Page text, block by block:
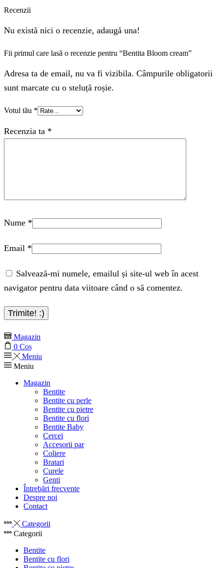
Recenzii
Nu există nici o recenzie, adaugă una!
Fii primul care lasă o recenzie pentru “Bentita Bloom cream”
Adresa ta de email, nu va fi vizibila. Câmpurile obligatorii
sunt marcate cu o steluță roșie.
Votul tău *
Recenzia ta *
Nume *
Email *
Salvează-mi numele, emailul și site-ul web în acest
navigator pentru data viitoare când o să comentez.
Magazin
0 Coș
Meniu
Meniu
Magazin
Bentite
Bentite cu perle
Bentite cu pietre
Bentite cu flori
Bentite Baby
Cercei
Accesorii par
Coliere
Bratari
Curele
Genti
Întrebări frecvente
Despre noi
Contact
Categorii
Categorii
Bentite
Bentite cu flori